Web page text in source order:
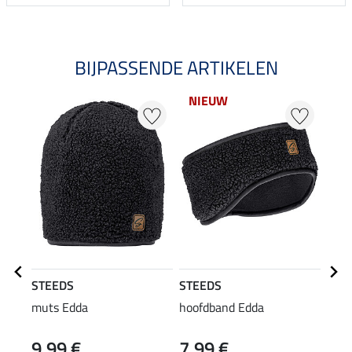
BIJPASSENDE ARTIKELEN
STEEDS
muts Edda
NIEUW
STEEDS
hoofdband Edda